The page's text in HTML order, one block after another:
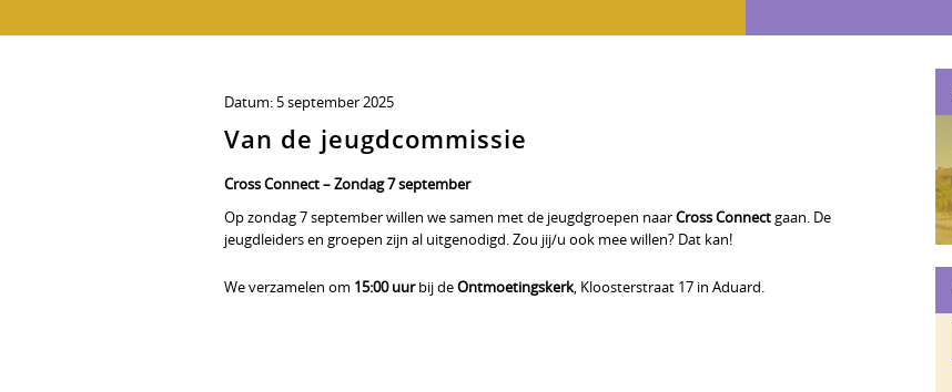
Datum: 5 september 2025
Van de jeugdcommissie
Cross Connect – Zondag 7 september
Op zondag 7 september willen we samen met de jeugdgroepen naarCross Connectgaan. De
jeugdleiders en groepen zijn al uitgenodigd. Zou jij/u ook mee willen? Dat kan!
We verzamelen om 15:00 uurbij deOntmoetingskerk, Kloosterstraat 17 in Aduard.